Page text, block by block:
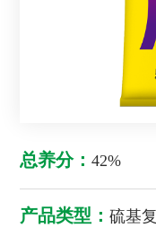
总养分：42%
产品类型：硫基